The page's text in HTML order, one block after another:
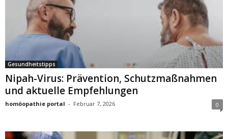
Gesundheitstipps
Nipah-Virus: Prävention, Schutzmaßnahmen
und aktuelle Empfehlungen
homöopathie portal - Februar 7, 2026 0